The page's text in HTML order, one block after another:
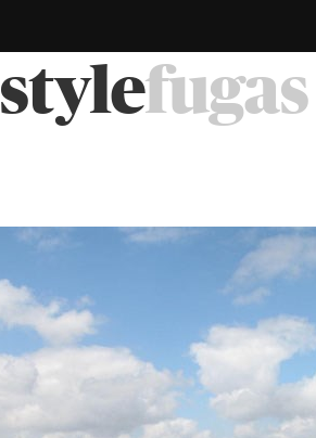
stylefugas